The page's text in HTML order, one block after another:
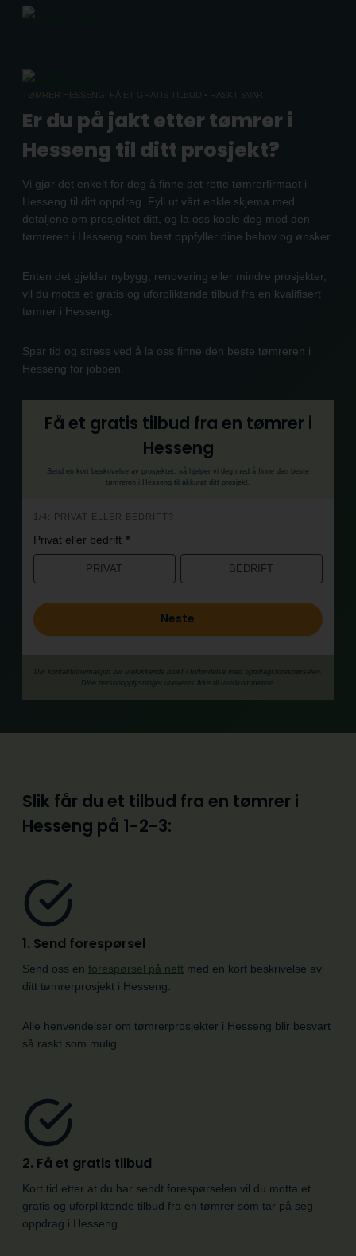
TØMRER HESSENG: FÅ ET GRATIS TILBUD • RASKT SVAR
Er du på jakt etter tømrer i
Hesseng til ditt prosjekt?
Vi gjør det enkelt for deg å finne det rette tømrerfirmaet i
Hesseng til ditt oppdrag. Fyll ut vårt enkle skjema med
detaljene om prosjektet ditt, og la oss koble deg med den
tømreren i Hesseng som best oppfyller dine behov og ønsker.
Enten det gjelder nybygg, renovering eller mindre prosjekter,
vil du motta et gratis og uforpliktende tilbud fra en kvalifisert
tømrer i Hesseng.
Spar tid og stress ved å la oss finne den beste tømreren i
Hesseng for jobben.
Få et gratis tilbud fra en tømrer i
Hesseng
Send en kort beskrivelse av prosjektet, så hjelper vi deg med å finne den beste
tømreren i Hesseng til akkurat ditt prosjekt.
h
e
r
1/4: PRIVAT ELLER BEDRIFT?
Privat eller bedrift *
PRIVAT BEDRIFT
Neste
Din kontaktinformasjon blir utelukkende brukt i forbindelse med oppdrags­forespørselen.
Dine person­­opplysninger utleveres ikke til uvedkommende.
Slik får du et tilbud fra en tømrer i
Hesseng på 1-2-3:
1. Send forespørsel
Send oss en forespørsel på nett med en kort beskrivelse av
ditt tømrerprosjekt i Hesseng.
Alle henvendelser om tømrerprosjekter i Hesseng blir besvart
så raskt som mulig.
2. Få et gratis tilbud
Kort tid etter at du har sendt forespørselen vil du motta et
gratis og uforpliktende tilbud fra en tømrer som tar på seg
oppdrag i Hesseng.